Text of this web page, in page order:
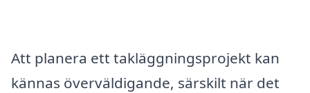
Att planera ett takläggningsprojekt kan
kännas överväldigande, särskilt när det